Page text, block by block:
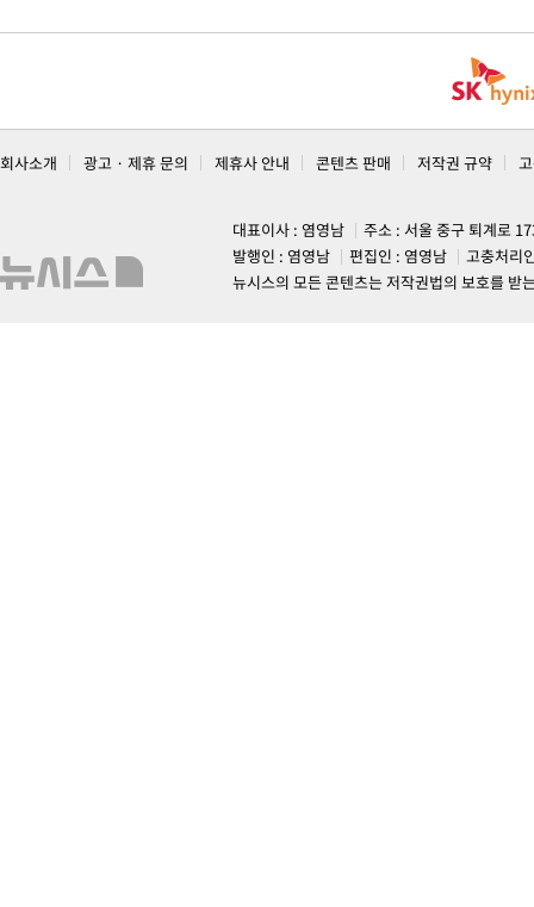
회사소개 광고 · 제휴 문의 제휴사 안내 콘텐츠 판매 저작권 규약
대표이사 : 염영남
주소 : 서울 중구 퇴계로
발행인 : 염영남
편집인 : 염영남
고충처리
뉴시스의 모든 콘텐츠는 저작권법의 보호를